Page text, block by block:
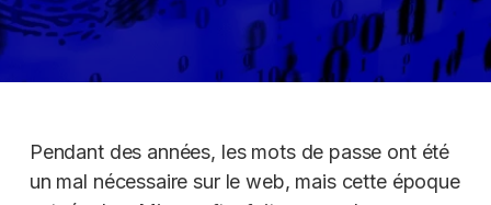
Pendant des années, les mots de passe ont été
un mal nécessaire sur le web, mais cette époque